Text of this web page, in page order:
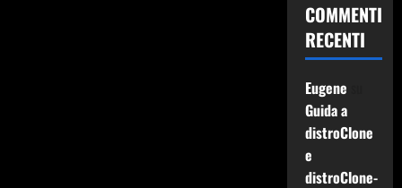
COMMENTI
RECENTI
Eugene
Guida a
distroClone
e
distroClone-